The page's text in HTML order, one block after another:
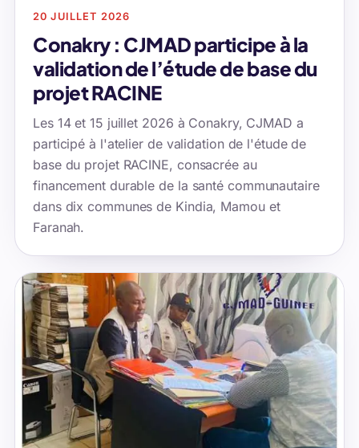
20 JUILLET 2026
Conakry : CJMAD participe à la
validation de l’étude de base du
projet RACINE
Les 14 et 15 juillet 2026 à Conakry, CJMAD a
participé à l'atelier de validation de l'étude de
base du projet RACINE, consacrée au
financement durable de la santé communautaire
dans dix communes de Kindia, Mamou et
Faranah.